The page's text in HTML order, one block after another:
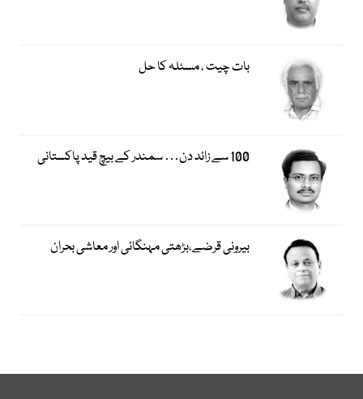
بات چیت ، مسئلہ کا حل
100 سے زائد دن… سمندر کے بیچ قید پاکستانی
بیرونی قرضے،بڑھتی مہنگائی اور معاشی بحران